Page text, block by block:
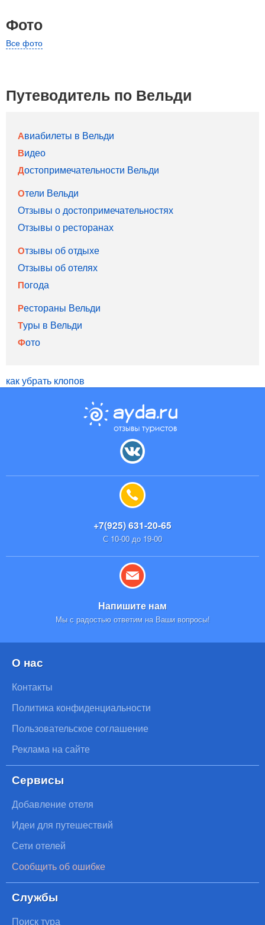
Фото
Все фото
Путеводитель по Вельди
Авиабилеты в Вельди
Видео
Достопримечательности Вельди
Отели Вельди
Отзывы о достопримечательностях
Отзывы о ресторанах
Отзывы об отдыхе
Отзывы об отелях
Погода
Рестораны Вельди
Туры в Вельди
Фото
как убрать клопов
+7(925) 631-20-65
С 10-00 до 19-00
Напишите нам
Мы с радостью ответим на Ваши вопросы!
О нас
Контакты
Политика конфиденциальности
Пользовательское соглашение
Реклама на сайте
Сервисы
Добавление отеля
Идеи для путешествий
Сети отелей
Сообщить об ошибке
Службы
Поиск тура